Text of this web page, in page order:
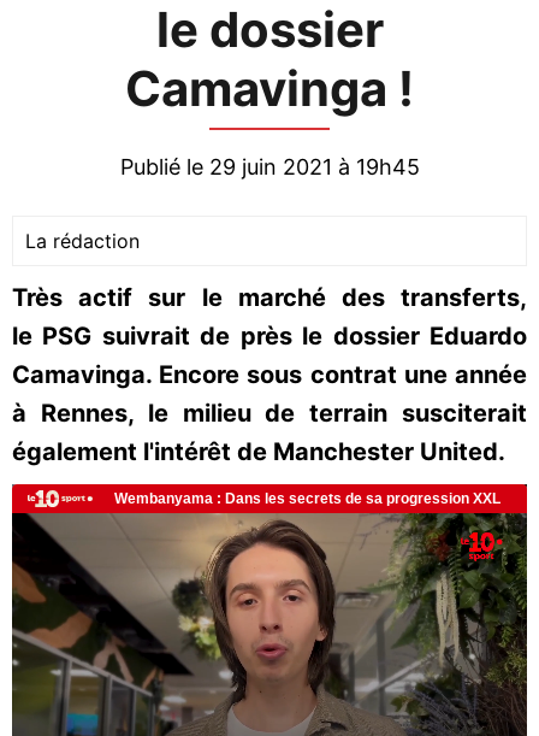
le dossier
Camavinga !
Publié le 29 juin 2021 à 19h45
La rédaction
Très actif sur le marché des transferts,
le PSG suivrait de près le dossier Eduardo
Camavinga. Encore sous contrat une année
à Rennes, le milieu de terrain susciterait
également l'intérêt de Manchester United.